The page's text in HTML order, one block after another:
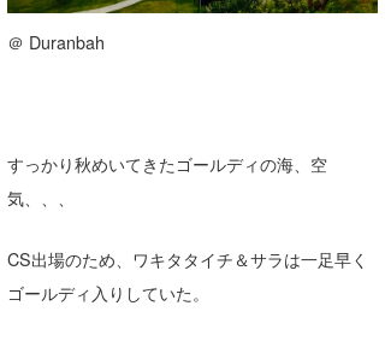
＠ Duranbah
すっかり秋めいてきたゴールディの海、空
気、、、
CS出場のため、ワキタタイチ＆サラは一足早く
ゴールディ入りしていた。